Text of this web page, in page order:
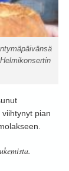
pian